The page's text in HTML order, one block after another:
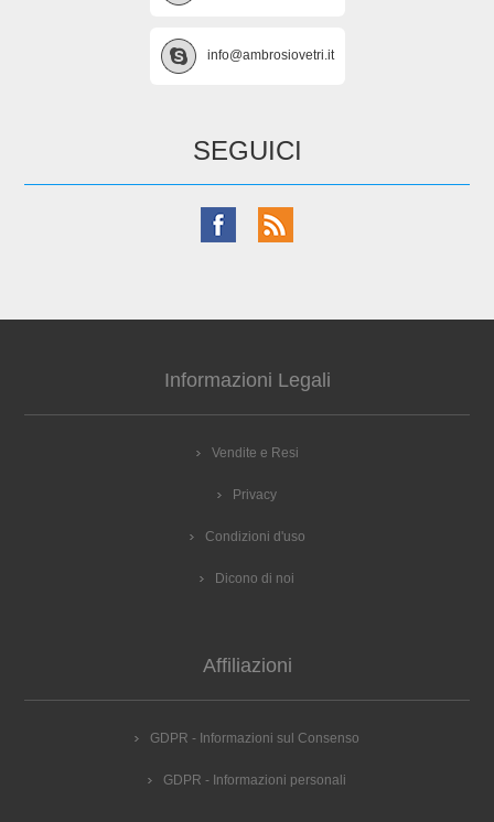
info@ambrosiovetri.it
SEGUICI
Informazioni Legali
Vendite e Resi
Privacy
Condizioni d'uso
Dicono di noi
Affiliazioni
GDPR - Informazioni sul Consenso
GDPR - Informazioni personali